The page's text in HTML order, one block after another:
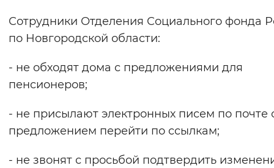
Сотрудники Отделения Социального фонда
по Новгородской области:
- не обходят дома с предложениями для
пенсионеров;
- не присылают электронных писем по почте
предложением перейти по ссылкам;
- не звонят с просьбой подтвердить